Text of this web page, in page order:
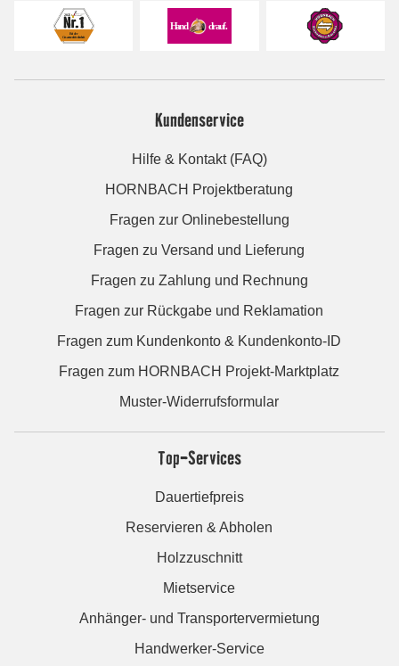
Kundenservice
Hilfe & Kontakt (FAQ)
HORNBACH Projektberatung
Fragen zur Onlinebestellung
Fragen zu Versand und Lieferung
Fragen zu Zahlung und Rechnung
Fragen zur Rückgabe und Reklamation
Fragen zum Kundenkonto & Kundenkonto-ID
Fragen zum HORNBACH Projekt-Marktplatz
Muster-Widerrufsformular
Top-Services
Dauertiefpreis
Reservieren & Abholen
Holzzuschnitt
Mietservice
Anhänger- und Transportervermietung
Handwerker-Service